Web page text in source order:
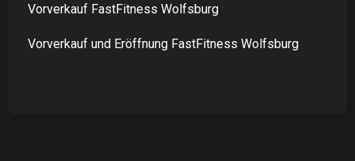
Vorverkauf FastFitness Wolfsburg
Vorverkauf und Eröffnung FastFitness Wolfsburg